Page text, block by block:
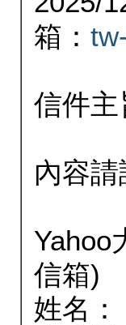
箱：
信件主
內容請
Yahoo
信箱)
姓名：